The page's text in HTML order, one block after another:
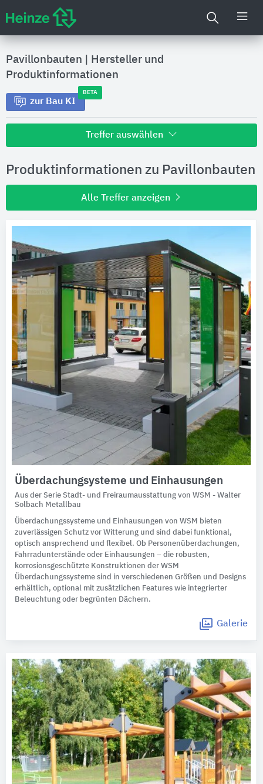
Pavillonbauten
Hersteller und
Produktinformationen
zur Bau KI
BETA
Treffer auswählen
Hersteller
Produktdaten
Ausschreibungstexte
CAD-Details
Architekturobjekte
Expertenprofile
Produktinformationen zu Pavillonbauten
Alle Treffer anzeigen
Überdachungsysteme und Einhausungen
Aus der Serie Stadt- und Freiraumausstattung von WSM - Walter
Solbach Metallbau
Überdachungssysteme und Einhausungen von WSM bieten
zuverlässigen Schutz vor Witterung und sind dabei funktional,
optisch ansprechend und flexibel. Ob Personenüberdachungen,
Fahrradunterstände oder Einhausungen – die robusten,
korrosionsgeschützte Konstruktionen der WSM
Überdachungssysteme sind in verschiedenen Größen und Designs
erhältlich, optional mit zusätzlichen Features wie integrierter
Beleuchtung oder begrünten Dächern.
Galerie